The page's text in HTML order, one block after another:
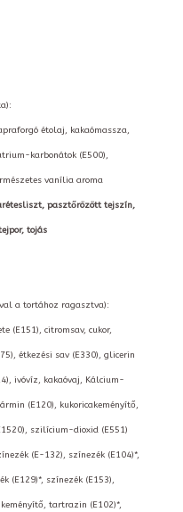
étolaj, kakaómassza,
karbonátok (E500),
vanília aroma
pasztőrözött tejszín,
tojás
a tortához ragasztva):
(E151), citromsav, cukor,
étkezési sav (E330), glicerin
ivóvíz, kakaóvaj, Kálcium-
(E120), kukoricakeményítő,
szilícium-dioxid (E551)
(E-132), színezék (E104)*,
(E129)*, színezék (E153),
tartrazin (E102)*,